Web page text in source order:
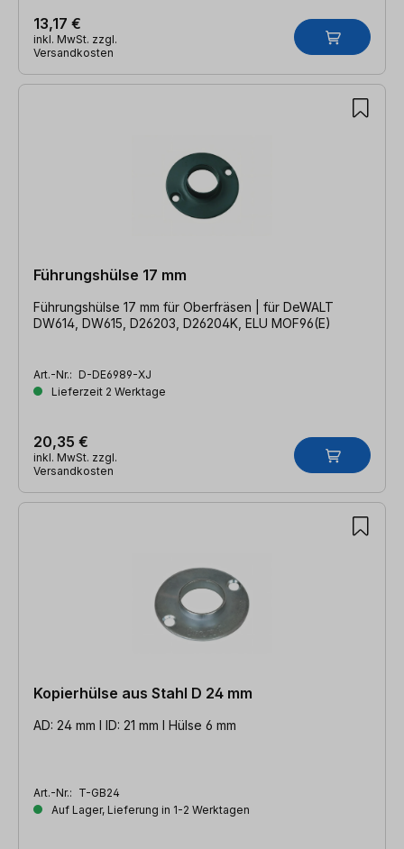
13,17 €
inkl. MwSt. zzgl.
Versandkosten
Führungshülse 17 mm
Führungshülse 17 mm für Oberfräsen | für DeWALT
DW614, DW615, D26203, D26204K, ELU MOF96(E)
Art.-Nr.: D-DE6989-XJ
Lieferzeit 2 Werktage
20,35 €
inkl. MwSt. zzgl.
Versandkosten
Kopierhülse aus Stahl D 24 mm
AD: 24 mm l ID: 21 mm l Hülse 6 mm
Art.-Nr.: T-GB24
Auf Lager, Lieferung in 1-2 Werktagen